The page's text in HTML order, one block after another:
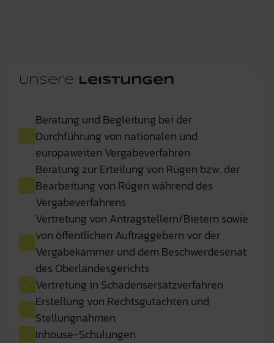
Unsere Leistungen
Beratung und Begleitung bei der
Durchführung von nationalen und
europaweiten Vergabeverfahren
Beratung zur Erteilung von Rügen bzw. der
Bearbeitung von Rügen während des
Vergabeverfahrens
Vertretung von Antragstellern/Bietern sowie
von öffentlichen Auftraggebern vor der
Vergabekammer und dem Beschwerdesenat
des Oberlandesgerichts
Vertretung in Schadensersatzverfahren
Erstellung von Rechtsgutachten und
Stellungnahmen
Inhouse-Schulungen